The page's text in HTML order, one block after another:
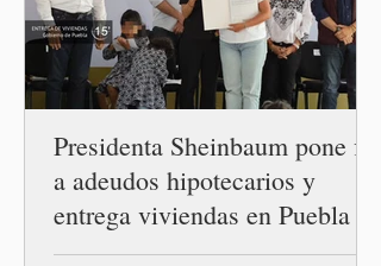
un partido, llegan por otro
— es importante que México
tenga relaciones
diplomáticas con el mu
Presidenta Sheinbaum pone fin
a adeudos hipotecarios y
entrega viviendas en Puebla